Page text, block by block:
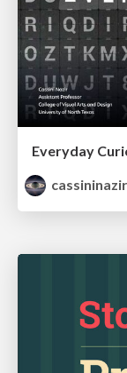
Everyday
cassininazir